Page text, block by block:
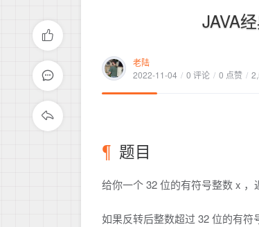
JAVA
老陆
2022-11-04 / 0 评论 / 0 点赞 /
题目
给你一个 32 位的有符号整数 x ，
如果反转后整数超过 32 位的有符